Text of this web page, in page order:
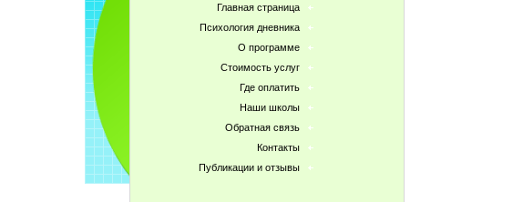
Главная страница
Психология дневника
О программе
Стоимость услуг
Где оплатить
Наши школы
Обратная связь
Контакты
Публикации и отзывы